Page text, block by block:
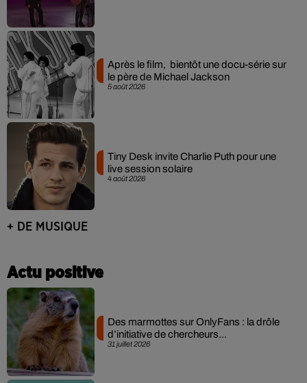
5 août 2026
Après le film, bientôt une docu-série sur
le père de Michael Jackson
4 août 2026
Tiny Desk invite Charlie Puth pour une
live session solaire
+ DE MUSIQUE
Actu positive
31 juillet 2026
Des marmottes sur OnlyFans : la drôle
d’initiative de chercheurs...